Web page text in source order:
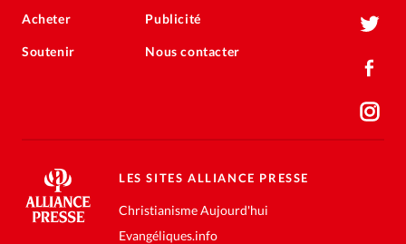
Acheter
Soutenir
Publicité
Nous contacter
LES SITES ALLIANCE PRESSE
Christianisme Aujourd'hui
Evangéliques.info